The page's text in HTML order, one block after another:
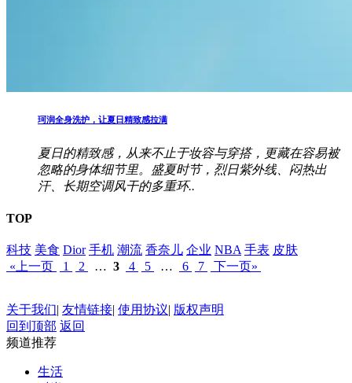
珂润全身洗护，让夏日精致感拉满
夏日的精致感，从来不止于妆容与穿搭，更藏在容易被
忽略的身体细节里。盛夏时节，烈日紫外线、闷热出
汗、长期空调风干的多重环..
TOP
科技 美食 Dior 手机 潮流 香奈儿 企业 NBA 手表 皮肤
«上一页
1 2 … 3 4 5 … 6 7 下一页»
关于我们| 友情链接| 使用协议| 版权声明
回到顶部 返回
频道推荐
生活